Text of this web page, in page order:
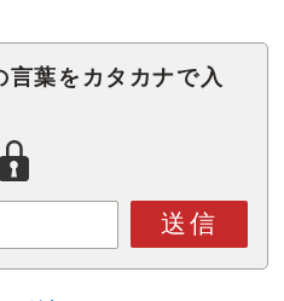
言葉をカタカナで入
送信